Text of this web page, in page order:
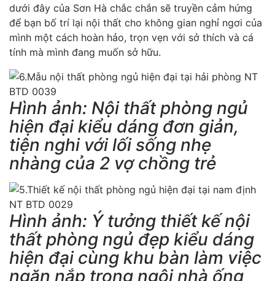
dưới đây của Sơn Hà chắc chắn sẽ truyền cảm hứng
để bạn bố trí lại nội thất cho không gian nghỉ ngơi của
mình một cách hoàn hảo, trọn vẹn với sở thích và cá
tính mà mình đang muốn sở hữu.
Hình ảnh: Nội thất phòng ngủ
hiện đại kiểu dáng đơn giản,
tiện nghi với lối sống nhẹ
nhàng của 2 vợ chồng trẻ
Hình ảnh: Ý tưởng thiết kế nội
thất phòng ngủ đẹp kiểu dáng
hiện đại cùng khu bàn làm việc
ngăn nắp trong ngôi nhà ống